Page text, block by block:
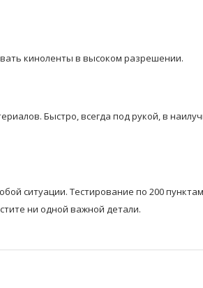
киноленты в высоком разрешении.
Быстро, всегда под рукой, в
ситуации. Тестирование по 200 пунктам
ни одной важной детали.